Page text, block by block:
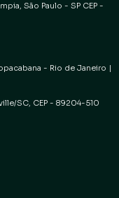
São Paulo - SP CEP -
- Rio de Janeiro |
SC, CEP - 89204-510